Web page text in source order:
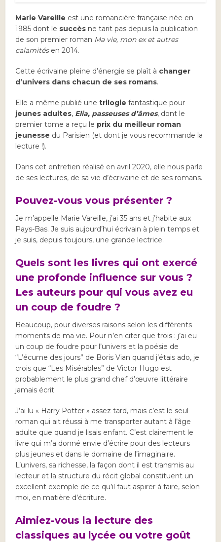
Marie Vareille est une romancière française née en
1985 dont le succès ne tarit pas depuis la publication
de son premier roman Ma vie, mon ex et autres
calamitésen 2014.
Cette écrivaine pleine d’énergie se plaît à changer
d’univers dans chacun de ses romans.
Elle a même publié unetrilogie fantastique pour
jeunes adultes, Elia, passeuses d’âmes, dont le
premier tome a reçu le prix du meilleur roman
jeunesse du Parisien (et dont je vous recommande la
lecture !).
Dans cet entretien réalisé en avril 2020, elle nous parle
de ses lectures, de sa vie d’écrivaine et de ses romans.
Pouvez-vous vous présenter ?
Je m’appelle Marie Vareille, j’ai 35 ans et j’habite aux
Pays-Bas. Je suis aujourd’hui écrivain à plein temps et
je suis, depuis toujours, une grande lectrice.
Quels sont les livres qui ont exercé
une profonde influence sur vous ?
Les auteurs pour qui vous avez eu
un coup de foudre ?
Beaucoup, pour diverses raisons selon les différents
moments de ma vie. Pour n’en citer que trois : j’ai eu
un coup de foudre pour l’univers et la poésie de
“L’écume des jours” de Boris Vian quand j’étais ado, je
crois que “Les Misérables” de Victor Hugo est
probablement le plus grand chef d’œuvre littéraire
jamais écrit.
J’ai lu « Harry Potter » assez tard, mais c’est le seul
roman qui ait réussi à me transporter autant à l’âge
adulte que quand je lisais enfant. C’est clairement le
livre qui m’a donné envie d’écrire pour des lecteurs
plus jeunes et dans le domaine de l’imaginaire.
L’univers, sa richesse, la façon dont il est transmis au
lecteur et la structure du récit global constituent un
excellent exemple de ce qu’il faut aspirer à faire, selon
moi, en matière d’écriture.
Aimiez-vous la lecture des
classiques au lycée ou votre goût